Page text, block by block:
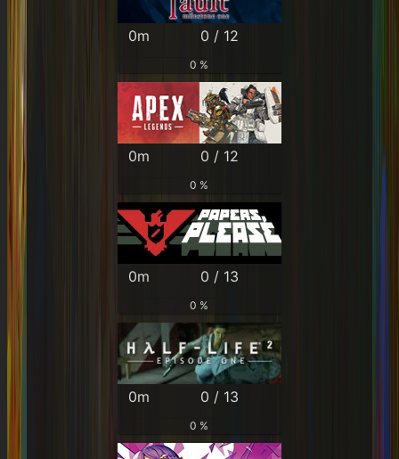
0m 0 / 12
0 %
0m 0 / 12
0 %
0m 0 / 13
0 %
0m 0 / 13
0 %